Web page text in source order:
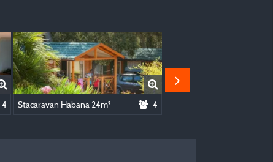
4 Stacaravan Habana 24m² 4